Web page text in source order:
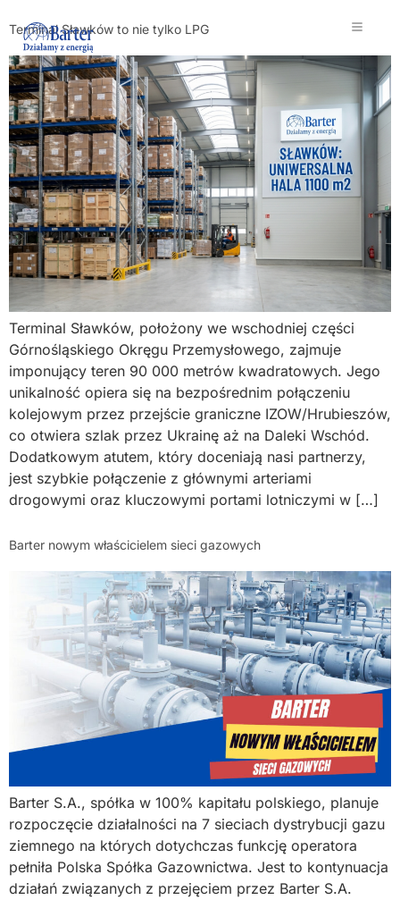
Terminal Sławków to nie tylko LPG
Terminal Sławków, położony we wschodniej części
Górnośląskiego Okręgu Przemysłowego, zajmuje
imponujący teren 90 000 metrów kwadratowych. Jego
unikalność opiera się na bezpośrednim połączeniu
kolejowym przez przejście graniczne IZOW/Hrubieszów,
co otwiera szlak przez Ukrainę aż na Daleki Wschód.
Dodatkowym atutem, który doceniają nasi partnerzy,
jest szybkie połączenie z głównymi arteriami
drogowymi oraz kluczowymi portami lotniczymi w […]
Barter nowym właścicielem sieci gazowych
Barter S.A., spółka w 100% kapitału polskiego, planuje
rozpoczęcie działalności na 7 sieciach dystrybucji gazu
ziemnego na których dotychczas funkcję operatora
pełniła Polska Spółka Gazownictwa. Jest to kontynuacja
działań związanych z przejęciem przez Barter S.A.